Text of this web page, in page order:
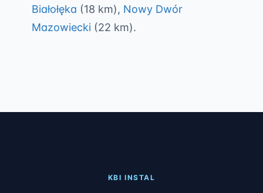
Białołęka (18 km), Nowy Dwór
Mazowiecki (22 km).
KBI INSTAL